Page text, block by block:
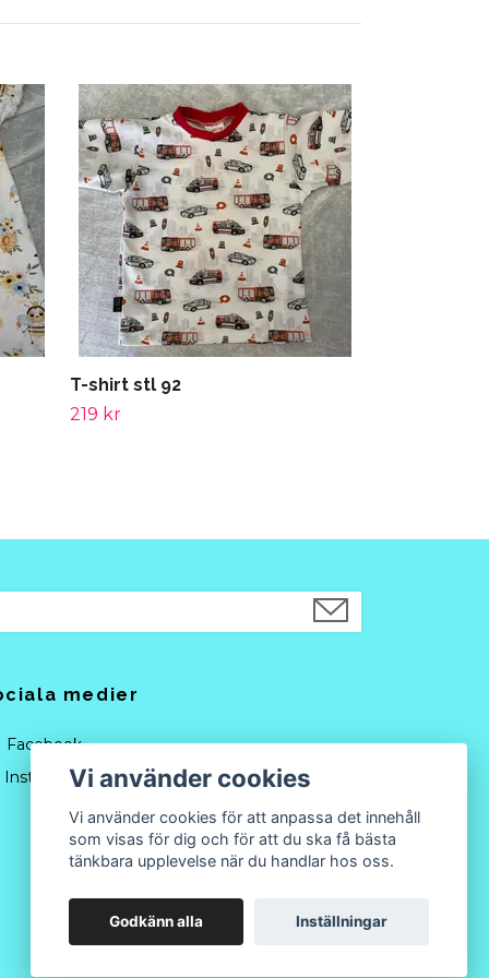
T-shirt stl 92
219 kr
medier
Facebook
InstagramVi använder cookies
Vi använder cookies för att anpassa det innehåll
som visas för dig och för att du ska få bästa
tänkbara upplevelse när du handlar hos oss.
Godkänn alla Inställningar